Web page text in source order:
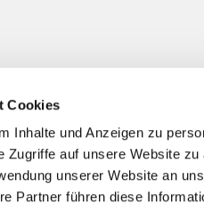
Cookies
Inhalte und Anzeigen zu
Zugriffe auf unsere Website
unserer Website an
Partner führen diese